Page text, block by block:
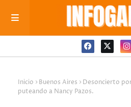
Inicio Buenos Aires
Desoncierto
puteando a Nancy Pazos.